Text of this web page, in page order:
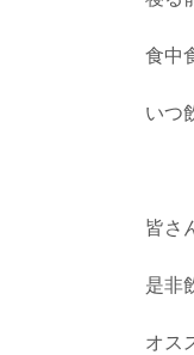
食中
いつ
皆さ
是非
オス